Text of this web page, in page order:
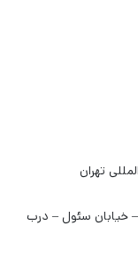
تهران
خیابان سئول – درب